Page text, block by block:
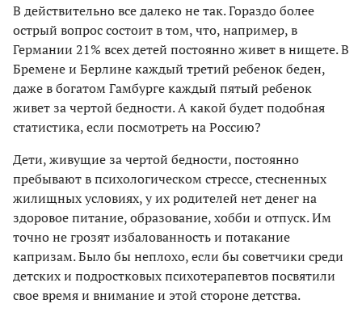
В действительно все далеко не так. Гораздо более
острый вопрос состоит в том, что, например, в
Германии 21% всех детей постоянно живет в нищете. В
Бремене и Берлине каждый третий ребенок беден,
даже в богатом Гамбурге каждый пятый ребенок
живет за чертой бедности. А какой будет подобная
статистика, если посмотреть на Россию?
Дети, живущие за чертой бедности, постоянно
пребывают в психологическом стрессе, стесненных
жилищных условиях, у их родителей нет денег на
здоровое питание, образование, хобби и отпуск. Им
точно не грозят избалованность и потакание
капризам. Было бы неплохо, если бы советчики среди
детских и подростковых психотерапевтов посвятили
свое время и внимание и этой стороне детства.